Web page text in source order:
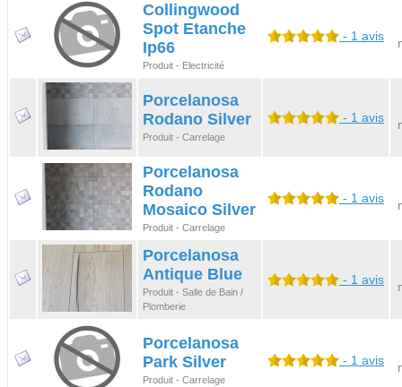
Collingwood
Spot Etanche
Ip66
Produit - Electricité
- 1 avis
Porcelanosa
Rodano Silver
Produit - Carrelage
- 1 avis
Porcelanosa
Rodano
Mosaico Silver
Produit - Carrelage
- 1 avis
Porcelanosa
Antique Blue
Produit - Salle de Bain /
Plomberie
- 1 avis
Porcelanosa
Park Silver
Produit - Carrelage
- 1 avis